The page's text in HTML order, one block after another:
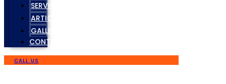
SERVICES
ARTICLE
GALLERY
CONTACT
CALL US